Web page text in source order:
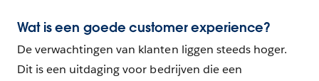
Wat is een goede customer experience?
De verwachtingen van klanten liggen steeds hoger.
Dit is een uitdaging voor bedrijven die een